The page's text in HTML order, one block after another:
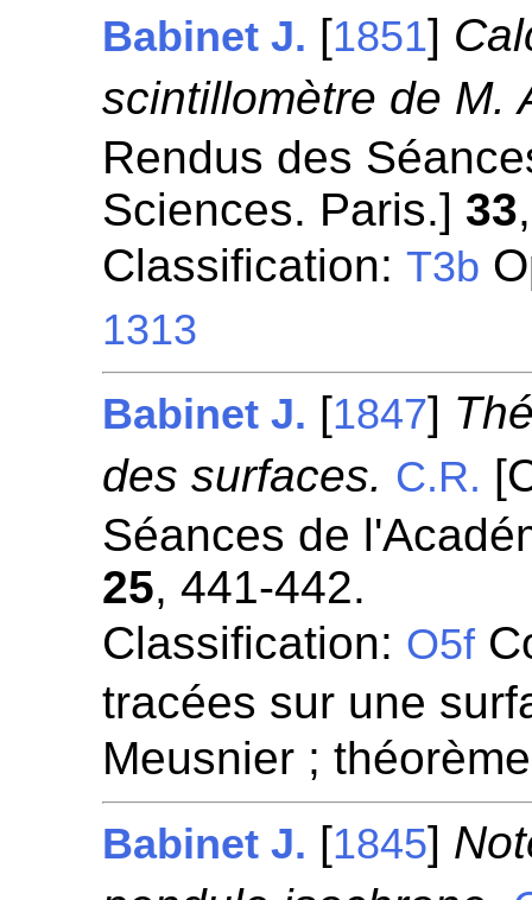
Babinet J. [1851]
scintillomètre de M.
Rendus des
Sciences. Paris.] 33
Classification:T3b
1313
Babinet J. [1847]
des surfaces. C.R.
Séances de
25, 441-442.
Classification: O5f
tracées sur une
Meusnier ;
Babinet J. [1845]